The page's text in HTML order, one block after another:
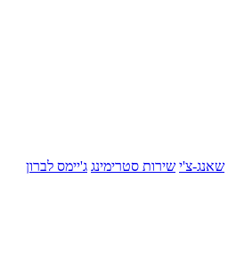
שאנג-צ'י שירות סטרימינג ג'יימס לברון